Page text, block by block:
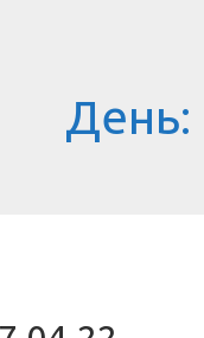
День: